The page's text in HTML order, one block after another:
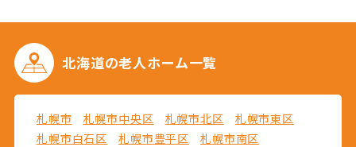
北海道の老人ホーム一覧
札幌市 札幌市中央区 札幌市北区
札幌市東区
札幌市白石区
札幌市豊平区
札幌市南区